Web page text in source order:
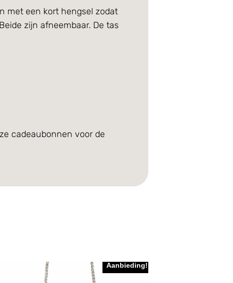
met een kort hengsel zodat
zijn afneembaar. De tas
cadeaubonnen voor de
Aanbieding!